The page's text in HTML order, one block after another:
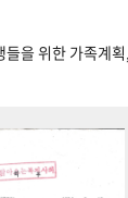
을 위한 가족계